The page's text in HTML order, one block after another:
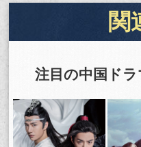
関
注目の中国ドラ